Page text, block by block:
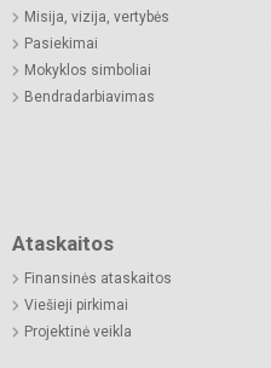
Misija, vizija, vertybės
Pasiekimai
Mokyklos simboliai
Bendradarbiavimas
Ataskaitos
Finansinės ataskaitos
Viešieji pirkimai
Projektinė veikla